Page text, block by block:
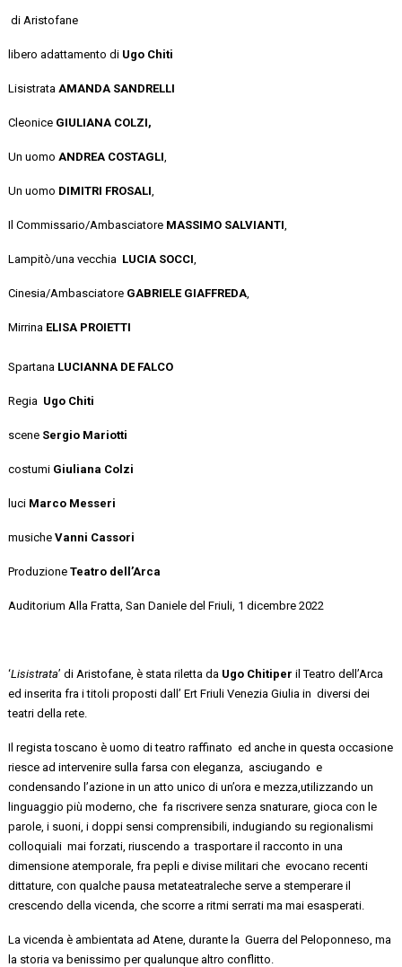
di Aristofane
libero adattamentodi Ugo Chiti
Lisistrata AMANDA SANDRELLI
Cleonice GIULIANA COLZI,
Un uomo ANDREA COSTAGLI
Un uomo DIMITRI FROSALI
Il Commissario/Ambasciatore MASSIMO SALVIANTI
Lampitò/unavecchia LUCIA SOCCI
Cinesia/Ambasciatore GABRIELE GIAFFREDA
Mirrina ELISA PROIETTI
Spartana LUCIANNA DE FALCO
Regia Ugo Chiti
scene Sergio Mariotti
costumi Giuliana Colzi
luci Marco Messeri
musicheVanni Cassori
ProduzioneTeatro dell’Arca
Auditorium Alla Fratta, San Daniele del Friuli, 1 dicembre 2022
‘Lisistrata’ di Aristofane ,è statariletta da Ugo Chitiper il Teatro dell’Arca
ed inserita fra i titoliproposti dall’Ert Friuli Venezia Giulia in diversi dei
teatri della rete
Il regista toscano è uomo di teatro raffinato ed anche in questa occasione
riesce ad intervenire sulla farsa con eleganza,asciugando e
condensando l’azioneinun atto unico di un’ora e mezza ,utilizzando un
linguaggiopiù moderno, che fa riscrivere senza snaturare,gioca con le
parole , i suoni ,idoppi sensi comprensibili, indugiando su regionalismi
colloquiali mai forzati, riuscendo a trasportare il racconto in una
dimensione atemporale, fra pepli e divise militariche evocano recenti
dittature , con qualchepausa metateatraleche serve a stemperare il
crescendo della vicenda, che scorre a ritmi serrati ma mai esasperati.
La vicenda è ambientata ad Atene,durante la Guerra del Peloponneso,ma
la storia va benissimo per qualunquealtro conflitto.